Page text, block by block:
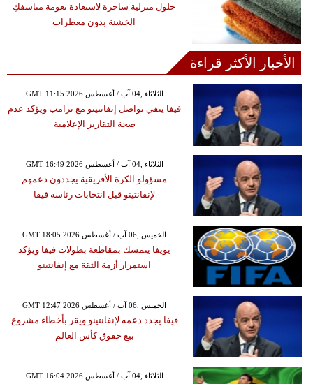
حلول منزلية ساحرة لاستعادة نعومة مناشفكِ
الخشنة بدون معطرات
الأخبار الأكثر قراءة
GMT 11:15 2026 الثلاثاء ,04 آب / أغسطس
فيفا ينفي تواصل إنفانتينو مع ترامب ويؤكد عدم
صحة التقارير الإعلامية
GMT 16:49 2026 الثلاثاء ,04 آب / أغسطس
مسؤولو الكرة الأفريقية يجددون دعمهم
لإنفانتينو قبل انتخابات رئاسة فيفا
GMT 18:05 2026 الخميس ,06 آب / أغسطس
يويفا يتمسك بمقاطعة بطولات فيفا ويؤكد
استمرار أزمة الثقة مع إنفانتينو
GMT 12:47 2026 الخميس ,06 آب / أغسطس
فيفا يجدد دعمه لإنفانتينو ويقر بأخطاء مشروع
بيع حقوق كأس العالم
GMT 16:04 2026 الثلاثاء ,04 آب / أغسطس